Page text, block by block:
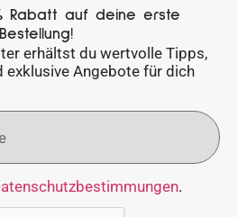
Rabatt auf deine erste
Bestellung!
erhältst du wertvolle Tipps,
exklusive Angebote für dich
.